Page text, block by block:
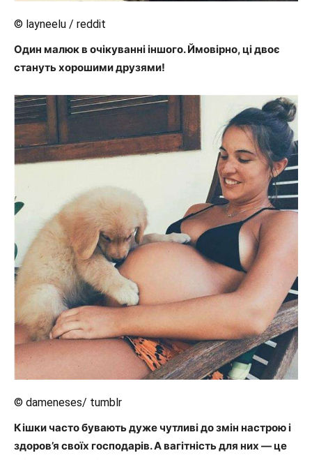
© layneelu / reddit
Один малюк в очікуванні іншого. Ймовірно, ці двоє
стануть хорошими друзями!
© dameneses/ tumblr
Кішки часто бувають дуже чутливі до змін настрою і
здоров’я своїх господарів. А вагітність для них — це